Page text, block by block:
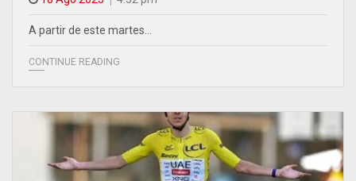
A partir de este martes…
CONTINUE READING